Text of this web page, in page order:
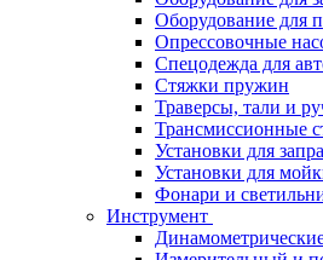
Оборудование для
Опрессовочные
Спецодежда для
Стяжки пружин
Траверсы, тали и
Трансмиссионные
Установки для
Установки для
Фонари и
Инструмент